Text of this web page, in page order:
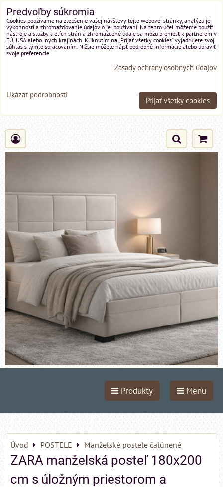
Produkty Menu
Úvod POSTELE Manželské postele čalúnené
ZARA manželská posteľ 180x200
cm s úložným priestorom a
Predvoľby súkromia
Cookies používame na zlepšenie vašej návštevy tejto webovej stránky, analýzu jej
výkonnosti a zhromažďovanie údajov o jej používaní. Na tento účel môžeme použiť
nástroje a služby tretích strán a zhromaždené údaje sa môžu preniesť k partnerom v
EÚ, USA alebo iných krajinách. Kliknutím na „Prijať všetky cookies“ vyjadrujete svoj
súhlas s týmto spracovaním. Nižšie môžete nájsť podrobné informácie alebo upraviť
svoje preferencie.
Zásady ochrany osobných údajov
Ukázať podrobnosti
Prijať všetky cookies